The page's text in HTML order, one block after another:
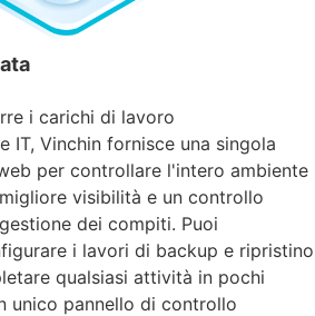
i carichi di lavoro
IT, Vinchin fornisce una singola
per controllare l'intero ambiente
visibilità e un controllo
dei compiti. Puoi
i lavori di backup e ripristino
qualsiasi attività in pochi
unico pannello di controllo